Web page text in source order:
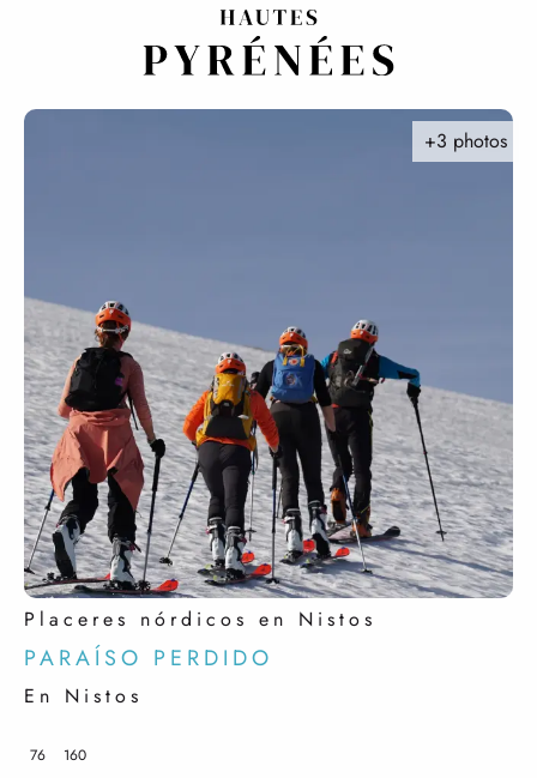
Placeres nórdicos en Nistos
PARAÍSO PERDIDO
En Nistos
+3 photos
76 160